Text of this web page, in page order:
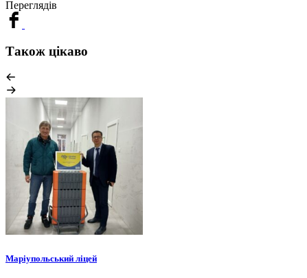
Переглядів
Також цікаво
Маріупольський ліцей